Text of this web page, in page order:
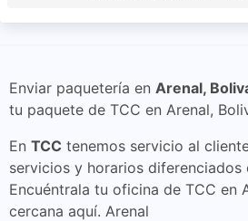
Enviar paquetería en Arenal,
tu paquete de TCC en Arenal,
En TCC tenemos servicio al
servicios y horarios diferenciados
Encuéntrala tu oficina de TCC en
cercana aquí. Arenal